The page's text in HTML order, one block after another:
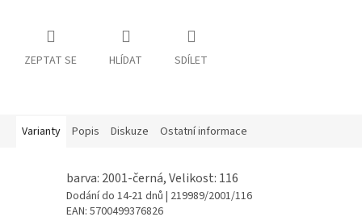
ZEPTAT SE HLÍDAT SDÍLET
Varianty Popis Diskuze Ostatní informace
barva: 2001-černá, Velikost: 116
Dodání do 14-21 dnů | 219989/2001/116
EAN: 5700499376826